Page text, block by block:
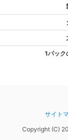
1パック
サイト
Copyright (C)